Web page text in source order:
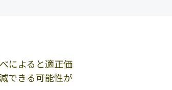
によると適正価
できる可能性が